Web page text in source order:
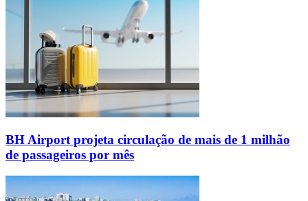
BH Airport projeta circulação de mais de 1 milhão
de passageiros por mês